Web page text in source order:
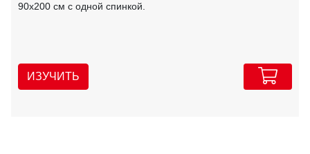
90х200 см с одной спинкой.
ИЗУЧИТЬ